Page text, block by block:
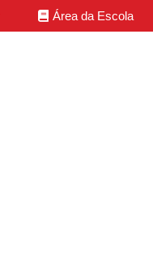
Área da Escola